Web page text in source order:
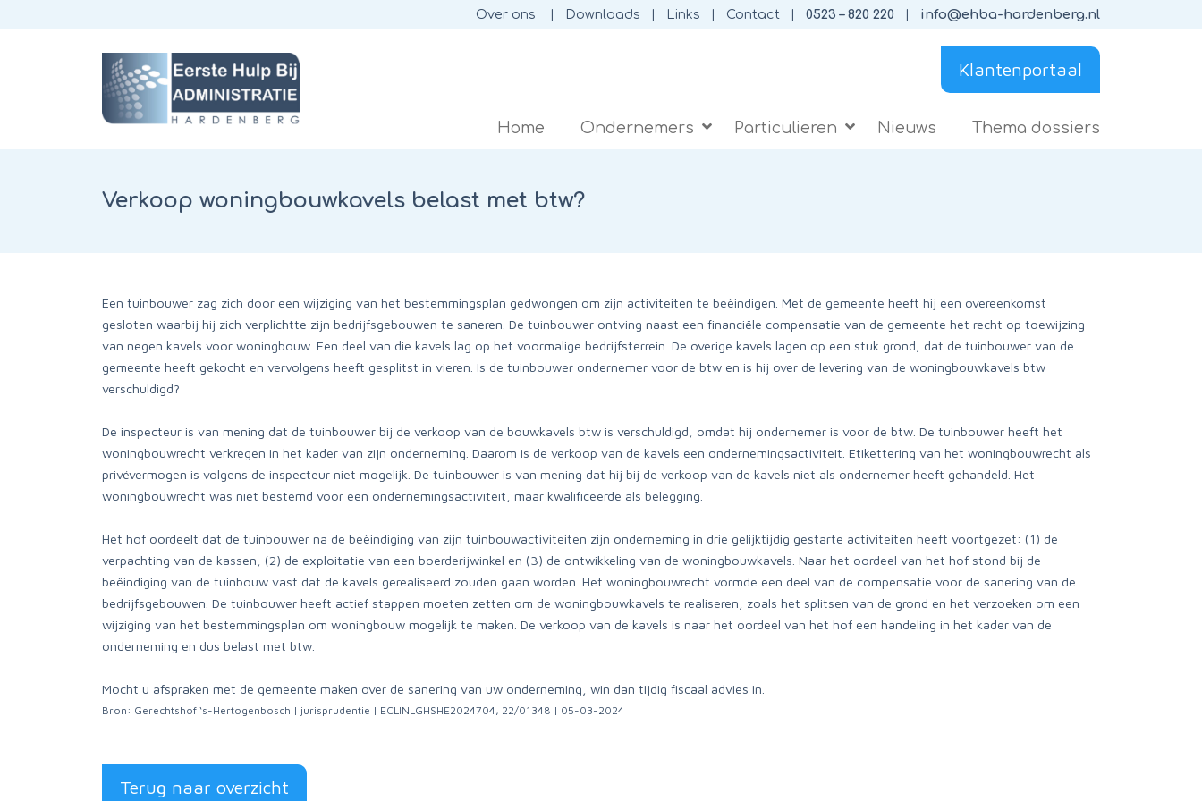
Over ons Downloads Links Contact 0523 – 820 220 info@ehba-hardenberg.nl
Klantenportaal
Home Ondernemers Particulieren Nieuws Thema dossiers
Verkoop woningbouwkavels belast met btw?
Een tuinbouwer zag zich door een wijziging van het bestemmingsplan gedwongen om zijn activiteiten te beëindigen. Met de gemeente heeft hij een overeenkomst
gesloten waarbij hij zich verplichtte zijn bedrijfsgebouwen te saneren. De tuinbouwer ontving naast een financiële compensatie van de gemeente het recht op toewijzing
van negen kavels voor woningbouw. Een deel van die kavels lag op het voormalige bedrijfsterrein. De overige kavels lagen op een stuk grond, dat de tuinbouwer van de
gemeente heeft gekocht en vervolgens heeft gesplitst in vieren. Is de tuinbouwer ondernemer voor de btw en is hij over de levering van de woningbouwkavels btw
verschuldigd?
De inspecteur is van mening dat de tuinbouwer bij de verkoop van de bouwkavels btw is verschuldigd, omdat hij ondernemer is voor de btw. De tuinbouwer heeft het
woningbouwrecht verkregen in het kader van zijn onderneming. Daarom is de verkoop van de kavels een ondernemingsactiviteit. Etikettering van het woningbouwrecht als
privévermogen is volgens de inspecteur niet mogelijk. De tuinbouwer is van mening dat hij bij de verkoop van de kavels niet als ondernemer heeft gehandeld. Het
woningbouwrecht was niet bestemd voor een ondernemingsactiviteit, maar kwalificeerde als belegging.
Het hof oordeelt dat de tuinbouwer na de beëindiging van zijn tuinbouwactiviteiten zijn onderneming in drie gelijktijdig gestarte activiteiten heeft voortgezet: (1) de
verpachting van de kassen, (2) de exploitatie van een boerderijwinkel en (3) de ontwikkeling van de woningbouwkavels. Naar het oordeel van het hof stond bij de
beëindiging van de tuinbouw vast dat de kavels gerealiseerd zouden gaan worden. Het woningbouwrecht vormde een deel van de compensatie voor de sanering van de
bedrijfsgebouwen. De tuinbouwer heeft actief stappen moeten zetten om de woningbouwkavels te realiseren, zoals het splitsen van de grond en het verzoeken om een
wijziging van het bestemmingsplan om woningbouw mogelijk te maken. De verkoop van de kavels is naar het oordeel van het hof een handeling in het kader van de
onderneming en dus belast met btw.
Mocht u afspraken met de gemeente maken over de sanering van uw onderneming, win dan tijdig fiscaal advies in.
Bron: Gerechtshof ‘s-Hertogenbosch | jurisprudentie | ECLINLGHSHE2024704, 22/01348 | 05-03-2024
Terug naar overzicht